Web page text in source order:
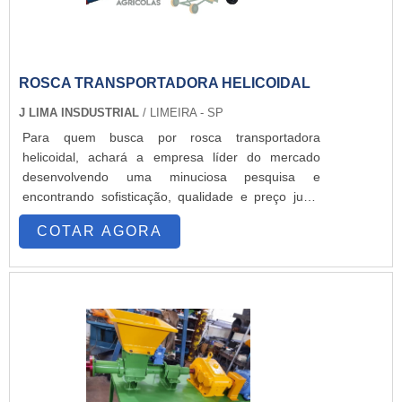
ROSCA TRANSPORTADORA HELICOIDAL
J LIMA INSDUSTRIAL / LIMEIRA - SP
Para quem busca por rosca transportadora
helicoidal, achará a empresa líder do mercado
desenvolvendo uma minuciosa pesquisa e
encontrando sofisticação, qualidade e preço justo
em um só lugar.Quando o tema é a rosca
transportadora helicoidal, com a J. Lima Máquinas
agreguem qualidade produtividade de forma
seus mais variados segmentos.MAIS
INFORMAÇÕES SOBRE A ROSCA
TRANSPORTADORA HELICOIDALHá muitas
maneiras eficientes de demonstrar competência e
excelência em uma área de atuação. A J. Lima
COTAR AGORA